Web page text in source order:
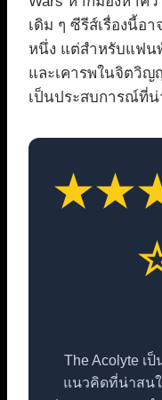
เดิม ๆ ซีรีส์เรื่องนี้อ
หนึ่ง แต่สำหรับแฟน
และเคารพในจิตวิญ
เป็นประสบการณ์ที่
The Acolyte เ
แนวคิดที่น่าสน